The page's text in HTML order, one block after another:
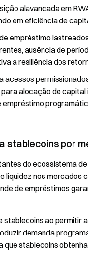
alavancada em
em eficiência de
empréstimo
ausência de
a resiliência dos
acessos
alocação de capital
stablecoins por
do ecossistema
liquidez nos mercados
de empréstimos
ao permitir
demanda
stablecoins